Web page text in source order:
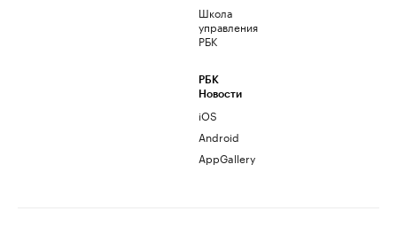
Школа
управления
РБК
РБК
Новости
iOS
Android
AppGallery